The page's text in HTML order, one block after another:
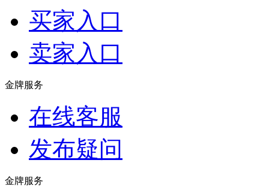
买家入口
卖家入口
金牌服务
在线客服
发布疑问
金牌服务